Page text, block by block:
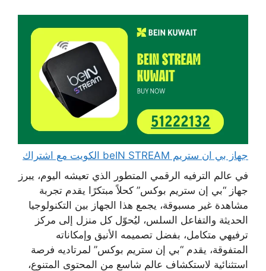
جهاز بي ان ستريم beIN STREAM الكويت مع اشتراك
في عالم الترفيه الرقمي المتطور الذي تعيشه اليوم، يبرز
جهاز “بي إن ستريم بوكس” كحلاً مبتكرًا يقدم تجربة
مشاهدة غير مسبوقة، يجمع هذا الجهاز بين التكنولوجيا
الحديثة والتفاعل السلس، ليُحوّل كل منزل إلى مركز
ترفيهي متكامل، بفضل تصميمه الأنيق وإمكاناته
المتفوقة، يقدم “بي إن ستريم بوكس” لمرتاديه فرصة
استثنائية لاستكشاف عالمٍ شاسع من المحتوى المتنوع،